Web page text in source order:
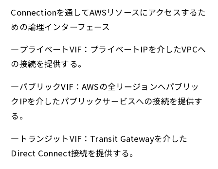
Connectionを通してAWSリソースにアクセスするた
めの論理インターフェース
―プライベートVIF：プライベートIPを介したVPCへ
の接続を提供する。
―パブリックVIF：AWSの全リージョンへパブリッ
クIPを介したパブリックサービスへの接続を提供す
る。
―トランジットVIF：Transit Gatewayを介した
Direct Connect接続を提供する。